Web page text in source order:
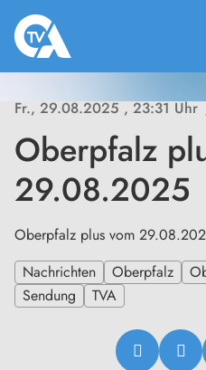
Fr., 29.08.2025, 23:31 Uhr
Oberpfalz
29.08.2025
Oberpfalz plus vom
Nachrichten
Oberpfalz
Sendung
TVA